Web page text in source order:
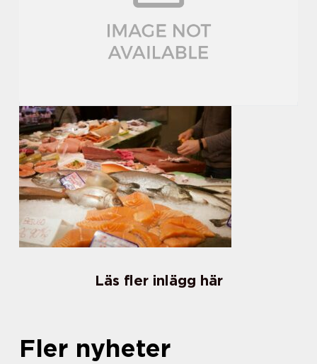
Läs fler inlägg här
Fler nyheter